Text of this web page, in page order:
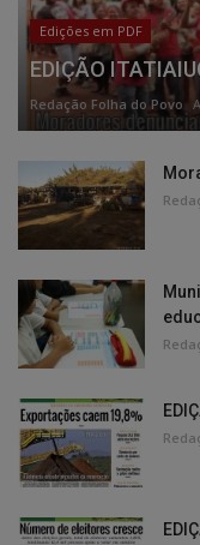
Edições em PDF
EDIÇÃO
Redação Folha do Povo